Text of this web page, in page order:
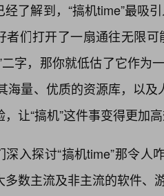
经了解到，“搞机time”最吸
者们打开了一扇通往无限
二字，那你就低估了它作为
海量、优质的资源库，以
，让“搞机”这件事变得更加
深入探讨“搞机time”那令人
多数主流及非主流的软件、